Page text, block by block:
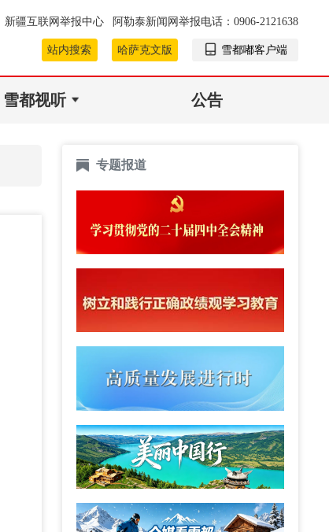
新疆互联网举报中心 阿勒泰新闻网举报电话：0906-2121638
站内搜索 哈萨克文版 雪都嘟客户端
雪都视听 公告
专题报道